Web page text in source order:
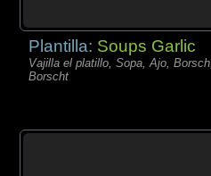
Plantilla: Soups Garlic
Vajilla el platillo, Sopa, Ajo, Borsch,
Borscht